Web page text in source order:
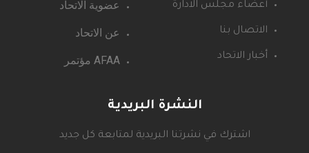
أعضاء مجلس الادارة
الاتصال بنا
أخبار الاتحاد
عضوية الاتحاد
عن الاتحاد
AFAA مؤتمر
النشرة البريدية
اشترك في نشرتنا البريدية لمتابعة كل جديد